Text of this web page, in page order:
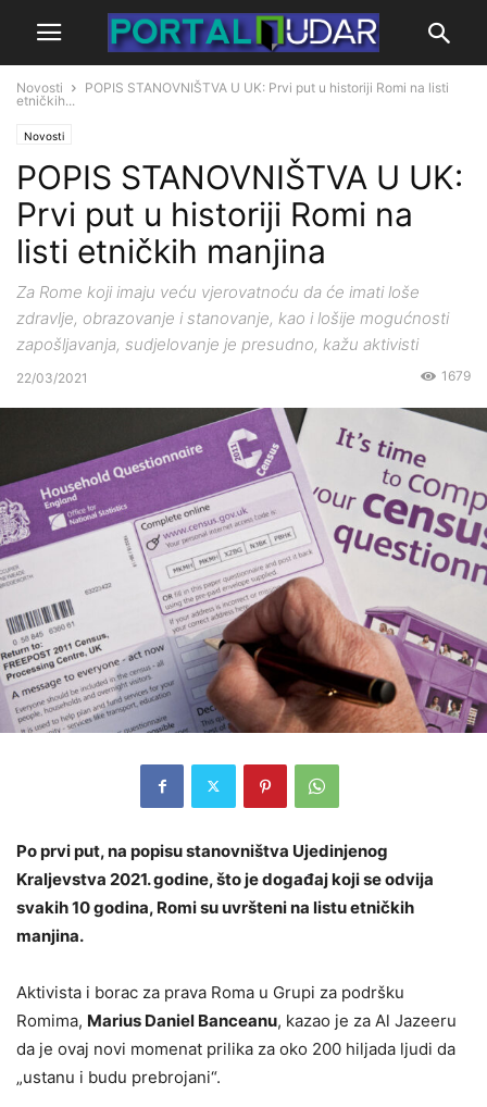
Novosti
POPIS STANOVNIŠTVA U UK: Prvi put u historiji Romi na listi
etničkih...
Novosti
POPIS STANOVNIŠTVA U UK:
Prvi put u historiji Romi na
listi etničkih manjina
Za Rome koji imaju veću vjerovatnoću da će imati loše
zdravlje, obrazovanje i stanovanje, kao i lošije mogućnosti
zapošljavanja, sudjelovanje je presudno, kažu aktivisti
22/03/2021 1679
Po prvi put, na popisu stanovništva Ujedinjenog
Kraljevstva 2021. godine, što je događaj koji se odvija
svakih 10 godina, Romi su uvršteni na listu etničkih
manjina.
Aktivista i borac za prava Roma u Grupi za podršku
Romima, Marius Daniel Banceanu, kazao je za Al Jazeeru
da je ovaj novi momenat prilika za oko 200 hiljada ljudi da
„ustanu i budu prebrojani“.